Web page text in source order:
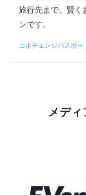
旅行先まで、賢く
ンです。
エネチェンジパスポー
メディ